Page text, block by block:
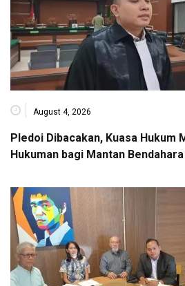
August 4, 2026
Pledoi Dibacakan, Kuasa Hukum
Hukuman bagi Mantan